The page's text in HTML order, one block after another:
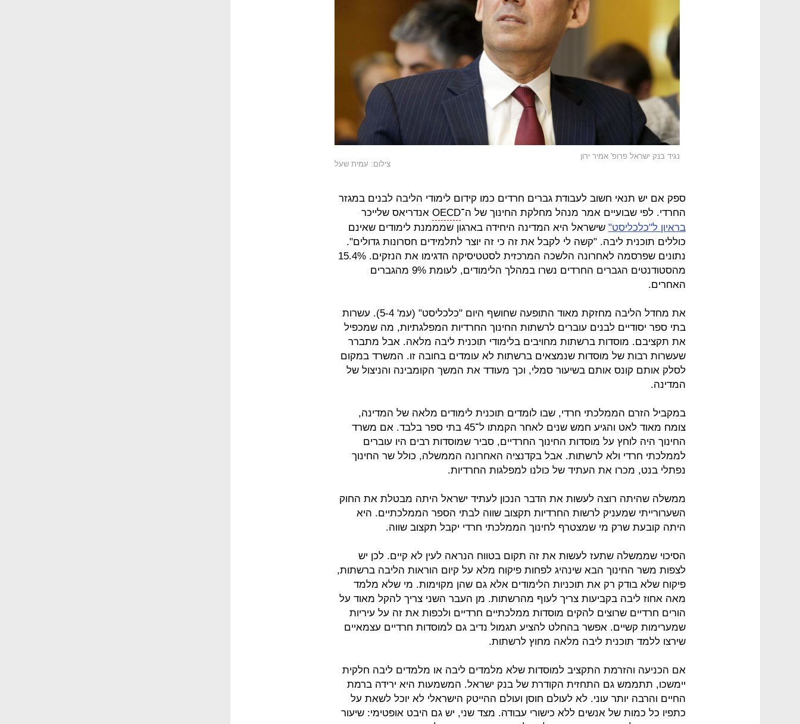
נגיד בנק ישראל פרופ' אמיר ירון
צילום: עמית שעל
ספק אם יש תנאי חשוב לעבודת גברים חרדים כמו קידום לימודי הליבה לבנים במגזר
החרדי. לפי שבועיים אמר מנהל מחלקת החינוך של ה־OECD אנדריאס שלייכר
בראיון ל"כלכליסט" שישראל היא המדינה היחידה בארגון שמממנת לימודים שאינם
כוללים תוכנית ליבה. "קשה לי לקבל את זה כי זה יוצר לתלמידים חסרונות גדולים".
נתונים שפרסמה לאחרונה הלשכה המרכזית לסטטיסיקה הדגימו את הנזקים. 15.4%
מהסטודנטים הגברים החרדים נשרו במהלך הלימודים, לעומת 9% מהגברים
האחרים.
את מחדל הליבה מחזקת מאוד התופעה שחושף היום "כלכליסט" (עמ' 4‑5). עשרות
בתי ספר יסודיים לבנים עוברים לרשתות החינוך החרדיות המפלגתיות, מה שמכפיל
את תקציבם. מוסדות ברשתות מחויבים בלימודי תוכנית ליבה מלאה. אבל מתברר
שעשרות רבות של מוסדות שנמצאים ברשתות לא עומדים בחובה זו. המשרד במקום
לסלק אותם קונס אותם בשיעור סמלי, וכך מעודד את המשך הקומבינה והניצול של
המדינה.
במקביל הזרם הממלכתי חרדי, שבו לומדים תוכנית לימודים מלאה של המדינה,
צומח מאוד לאט והגיע חמש שנים לאחר הקמתו ל־45 בתי ספר בלבד. אם משרד
החינוך היה לוחץ על מוסדות החינוך החרדיים, סביר שמוסדות רבים היו עוברים
לממלכתי חרדי ולא לרשתות. אבל בקדנציה האחרונה הממשלה, כולל שר החינוך
נפתלי בנט, מכרו את העתיד של כולנו למפלגות החרדיות.
ממשלה שהיתה רוצה לעשות את הדבר הנכון לעתיד ישראל היתה מבטלת את החוק
השערורייתי שמעניק לרשות החרדיות תקצוב שווה לבתי הספר הממלכתיים. היא
היתה קובעת שרק מי שמצטרף לחינוך הממלכתי חרדי יקבל תקצוב שווה.
הסיכוי שממשלה שתעז לעשות את זה תקום בטווח הנראה לעין לא קיים. לכן יש
לצפות משר החינוך הבא שינהיג לפחות פיקוח מלא על קיום הוראות הליבה ברשתות,
פיקוח שלא בודק רק את תוכניות הלימודים אלא גם שהן מקוימות. מי שלא מלמד
מאה אחוז ליבה בקביעות צריך לעוף מהרשתות. מן העבר השני צריך להקל מאוד על
הורים חרדיים שרוצים להקים מוסדות ממלכתיים חרדיים ולכפות את זה על עיריות
שמערימות קשיים. אפשר בהחלט להציע תגמול נדיב גם למוסדות חרדיים עצמאיים
שירצו ללמד תוכנית ליבה מלאה מחוץ לרשתות.
אם הכניעה והזרמת התקציב למוסדות שלא מלמדים ליבה או מלמדים ליבה חלקית
יימשכו, תתממש גם התחזית הקודרת של בנק ישראל. המשמעות היא ירידה ברמת
החיים והרבה יותר עוני. לא לעולם חוסן ועולם ההייטק הישראלי לא יוכל לשאת על
כתפיו כל כמות של אנשים ללא כישורי עבודה. מצד שני, יש גם היבט אופטימי: שיעור